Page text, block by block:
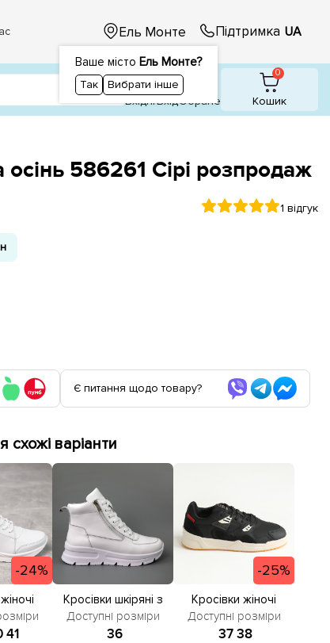
Ель Монте
Ваше місто Ель Монте?
Так Вибрати інше
Підтримка UA
1
ВхідніВхiдОбране
0
Кошик
осінь 586261 Сірі розпродаж
1 відгук
Є питання щодо товару?
варіанти
-24%
Білі
41
Кросівки шкіряні з
хутром 587647 Білі
Доступні розміри
36
-25%
Кросівки жіночі
шкіряні 587866 Чорні
розпродаж
Доступні розміри
3738